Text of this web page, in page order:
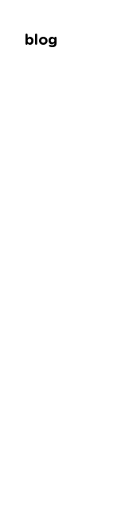
blog